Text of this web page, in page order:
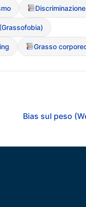
Bias sul peso